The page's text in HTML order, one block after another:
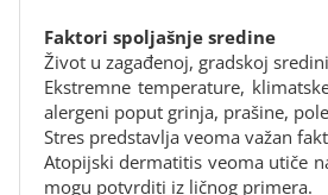
Faktori spoljašnje sredine
Život u zagađenoj, gradskoj
Ekstremne temperature,
alergeni poput grinja, prašine,
Stres predstavlja veoma važan
Atopijski dermatitis veoma utiče
mogu potvrditi iz ličnog primera.